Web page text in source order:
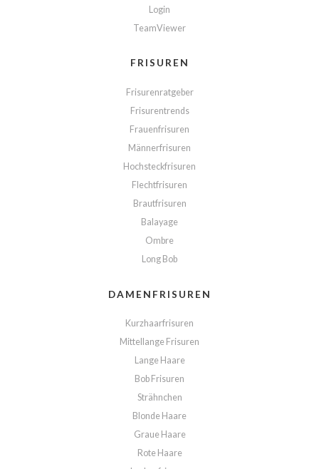
Login
TeamViewer
FRISUREN
Frisurenratgeber
Frisurentrends
Frauenfrisuren
Männerfrisuren
Hochsteckfrisuren
Flechtfrisuren
Brautfrisuren
Balayage
Ombre
Long Bob
DAMENFRISUREN
Kurzhaarfrisuren
Mittellange Frisuren
Lange Haare
Bob Frisuren
Strähnchen
Blonde Haare
Graue Haare
Rote Haare